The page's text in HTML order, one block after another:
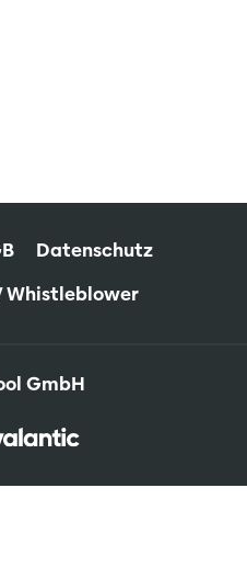
Datenschutz
Whistleblower
GmbH